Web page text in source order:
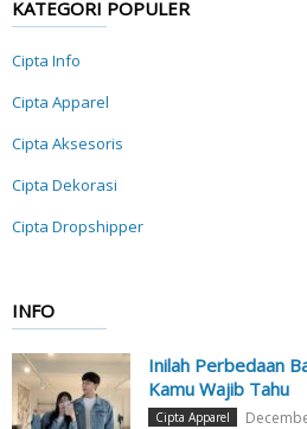
KATEGORI POPULER
Cipta Info
Cipta Apparel
Cipta Aksesoris
Cipta Dekorasi
Cipta Dropshipper
INFO
Inilah Perbedaan
Kamu Wajib Tahu
Cipta Apparel